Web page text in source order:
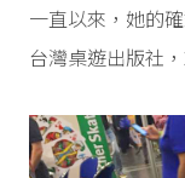
一直以來，她的
台灣桌遊出版社